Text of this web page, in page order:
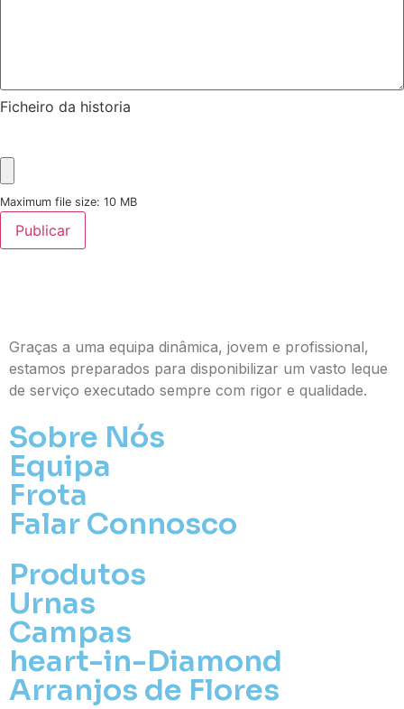
Ficheiro da historia
Maximum file size: 10 MB
Publicar
Graças a uma equipa dinâmica, jovem e profissional,
estamos preparados para disponibilizar um vasto leque
de serviço executado sempre com rigor e qualidade.
Sobre Nós
Equipa
Frota
Falar Connosco
Produtos
Urnas
Campas
heart-in-Diamond
Arranjos de Flores